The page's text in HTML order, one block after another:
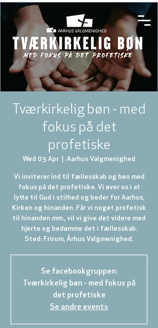
Tværkirkelig bøn - med
fokus på det
profetiske
Wed 03 Apr Aarhus Valgmenighed
Vi inviterer ind til fællesskab og bøn med
fokus på det profetiske. Vi øver os i at
lytte til Gud i stilhed og beder for Aarhus,
Kirken og hinanden. Får vi noget profetisk
til hinanden mm., vil vi give det videre med
hjerte og bedømme det i fællesskab.
Sted: Frirum, Århus Valgmenighed.
Se facebookgruppen:
Tværkirkelig bøn - med fokus på
det profetiske
Se andre events